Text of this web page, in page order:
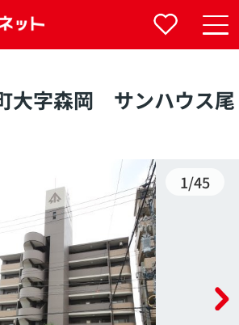
大字森岡 サンハウス尾
1/45